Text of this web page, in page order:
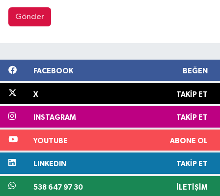
Gönder
FACEBOOK BEĞEN
X TAKIP ET
INSTAGRAM TAKIP ET
YOUTUBE ABONE OL
LINKEDIN TAKIP ET
538 647 97 30 İLETIŞIM